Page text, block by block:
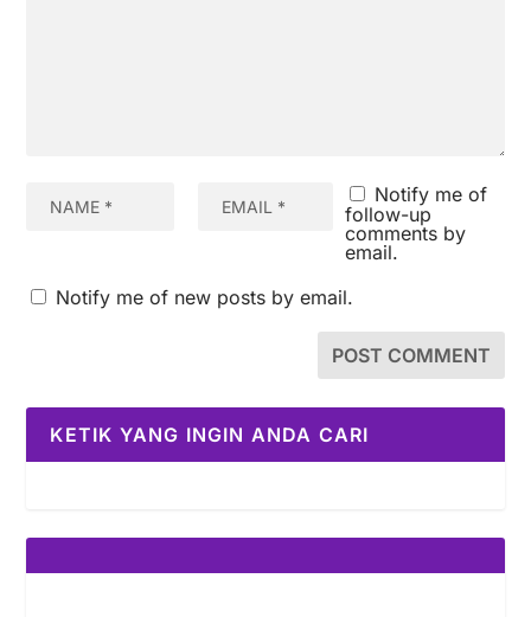
Notify me of
follow-up
comments by
email.
Notify me of new posts by email.
KETIK YANG INGIN ANDA CARI